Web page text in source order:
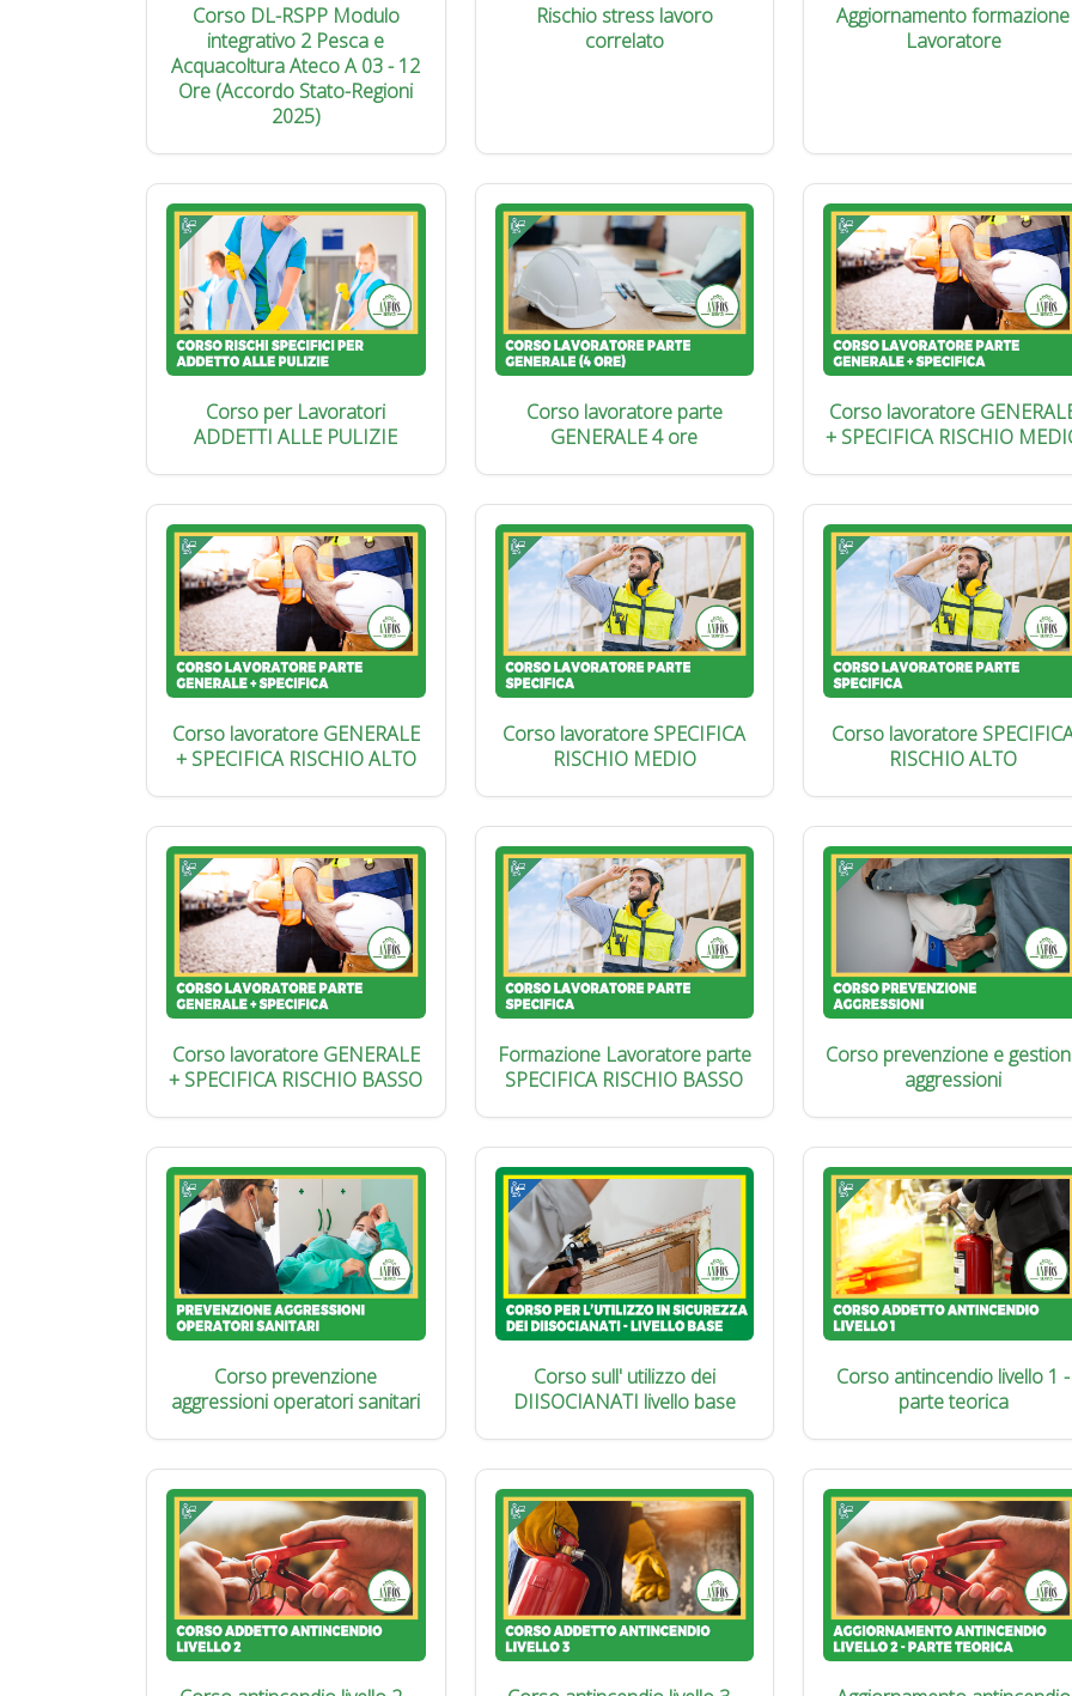
Corso DL-RSPP Modulo
integrativo 2 Pesca e
Acquacoltura Ateco A 03 - 12
Ore (Accordo Stato-Regioni
2025)
Rischio stress lavoro
correlato
Aggiornamento formazione
Lavoratore
Corso per Lavoratori
ADDETTI ALLE PULIZIE
Corso lavoratore parte
GENERALE 4 ore
Corso lavoratore
+ SPECIFICA RISCHIO
Corso lavoratore GENERALE
+ SPECIFICA RISCHIO ALTO
Corso lavoratore SPECIFICA
RISCHIO MEDIO
Corso lavoratore
RISCHIO ALTO
Corso lavoratore GENERALE
+ SPECIFICA RISCHIO BASSO
Formazione Lavoratore parte
SPECIFICA RISCHIO BASSO
Corso prevenzione e
aggressioni
Corso prevenzione
aggressioni operatori sanitari
Corso sull' utilizzo dei
DIISOCIANATI livello base
Corso antincendio livello 1 -
parte teorica